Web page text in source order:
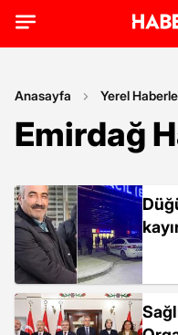
Anasayfa Yerel
Emirdağ